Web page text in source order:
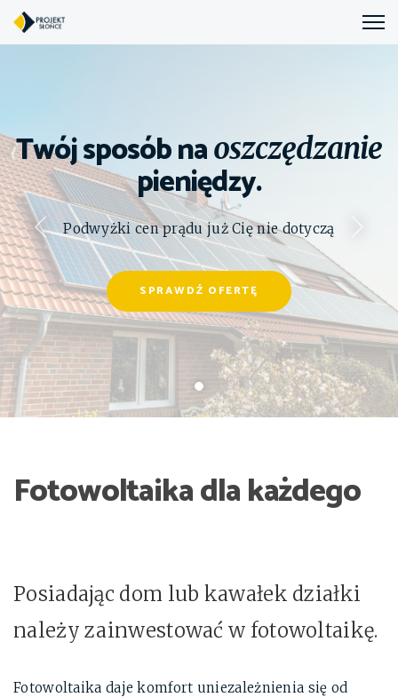
Twój sposób naoszczędzanie
pieniędzy.
Podwyżki cen prądu już Cię nie dotyczą
SPRAWDŹ OFERTĘ
Fotowoltaika dla każdego
Posiadając dom lub kawałek działki
należy zainwestować w fotowoltaikę.
Fotowoltaika daje komfort uniezależnienia się od